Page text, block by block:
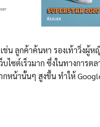
น ลูกค้าค้นหา รองเท้าวิ่งผู้ห
ไซต์เร็วมาก ซึ่งในทางการตล
กหน้านั้นๆ สูงขึ้น ทำให้